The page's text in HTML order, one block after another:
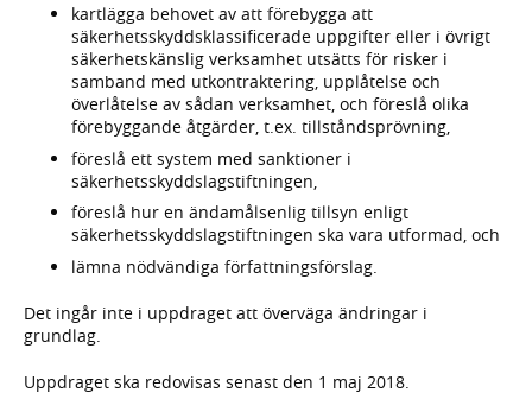
kartlägga behovet av att förebygga att
säkerhetsskyddsklassificerade uppgifter eller i övrigt
säkerhetskänslig verksamhet utsätts för risker i
samband med utkontraktering, upplåtelse och
överlåtelse av sådan verksamhet, och föreslå olika
förebyggande åtgärder, t.ex. tillståndsprövning,
föreslå ett system med sanktioner i
säkerhetsskyddslagstiftningen,
föreslå hur en ändamålsenlig tillsyn enligt
säkerhetsskyddslagstiftningen ska vara utformad, och
lämna nödvändiga författningsförslag.
Det ingår inte i uppdraget att överväga ändringar i
grundlag.
Uppdraget ska redovisas senast den 1 maj 2018.